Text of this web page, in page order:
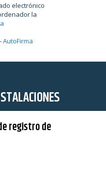
electrónico
la
-AutoFirma
registro de